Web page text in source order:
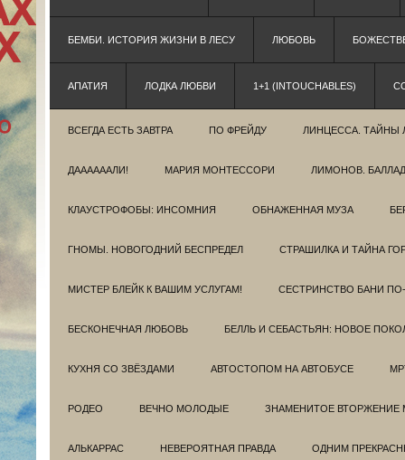
БЕМБИ. ИСТОРИЯ ЖИЗНИ В ЛЕСУ ЛЮБОВЬ
АПАТИЯ ЛОДКА ЛЮБВИ 1+1 (INTOUCHABLES)
ВСЕГДА ЕСТЬ ЗАВТРА ПО ФРЕЙДУ ЛИНЦЕССА. ТАЙНЫ
ДААААААЛИ! МАРИЯ МОНТЕССОРИ ЛИМОНОВ.
КЛАУСТРОФОБЫ: ИНСОМНИЯ ОБНАЖЕННАЯ МУЗА
ГНОМЫ. НОВОГОДНИЙ БЕСПРЕДЕЛ СТРАШИЛКА И ТАЙНА
МИСТЕР БЛЕЙК К ВАШИМ УСЛУГАМ! СЕСТРИНСТВО БАНИ
БЕСКОНЕЧНАЯ ЛЮБОВЬ БЕЛЛЬ И СЕБАСТЬЯН: НОВОЕ
КУХНЯ СО ЗВЁЗДАМИ АВТОСТОПОМ НА АВТОБУСЕ
РОДЕО ВЕЧНО МОЛОДЫЕ ЗНАМЕНИТОЕ ВТОРЖЕНИЕ
АЛЬКАРРАС НЕВЕРОЯТНАЯ ПРАВДА ОДНИМ